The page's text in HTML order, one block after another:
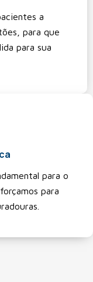
a
para que
para sua
para o
para